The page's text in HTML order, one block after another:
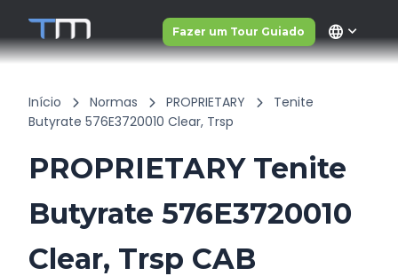
Fazer um Tour Guiado language
Início Normas PROPRIETARY
Tenite
Butyrate 576E3720010 Clear, Trsp
PROPRIETARY Tenite
Butyrate 576E3720010
Clear, Trsp CAB